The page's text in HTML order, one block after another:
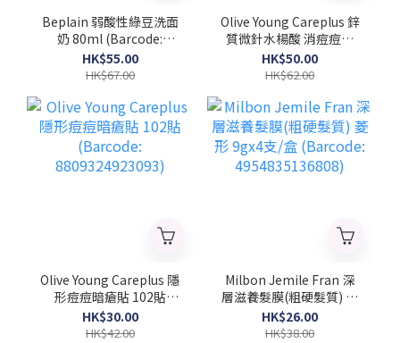
Beplain 弱酸性綠豆洗面
奶 80ml (Barcode:
8809623940050)
HK$55.00
HK$67.00
Olive Young Careplus 鋅
質微針水楊酸 消痘痘暗
瘡貼 12pcs (Barcode:
8809324923031)
HK$50.00
HK$62.00
Olive Young Careplus 隱
形痘痘暗瘡貼 102貼
(Barcode:
8809324923093)
HK$30.00
HK$42.00
Milbon Jemile Fran 深
層滋養髮膜(粗硬髮質) 菱
形 9gx4支/盒 (Barcode:
4954835136808)
HK$26.00
HK$38.00